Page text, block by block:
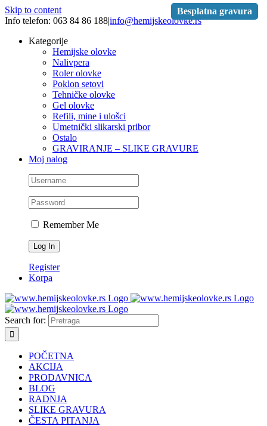
Skip to content
Info telefon: 063 84 86 188|info@hemijskeolovke.rs
Kategorije
Hemijske olovke
Nalivpera
Roler olovke
Poklon setovi
Tehničke olovke
Gel olovke
Refili, mine i ulošci
Umetnički slikarski pribor
Ostalo
GRAVIRANJE – SLIKE GRAVURE
Moj nalog
Remember Me
Register
Korpa
Search for:
POČETNA
AKCIJA
PRODAVNICA
BLOG
RADNJA
SLIKE GRAVURA
ČESTA PITANJA
Besplatna gravura